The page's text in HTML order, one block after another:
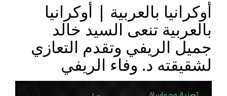
أوكرانيا بالعربية | أوكرانيا
بالعربية تنعى السيد خالد
جميل الريفي وتقدم التعازي
لشقيقته د. وفاء الريفي